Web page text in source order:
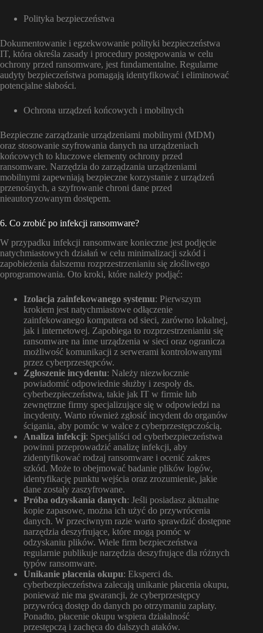
Polityka bezpieczeństwa
Dokumentowanie i egzekwowanie polityki bezpieczeństwa
IT, która określa zasady i procedury postępowania w celu
ochrony przed ransomware, jest fundamentalne. Regularne
audyty bezpieczeństwa pomagają identyfikować i eliminować
potencjalne słabości.
Ochrona urządzeń końcowych i mobilnych
Bezpieczne zarządzanie urządzeniami mobilnymi (MDM)
oraz stosowanie szyfrowania danych na urządzeniach
końcowych to kluczowe elementy ochrony przed
ransomware. Narzędzia do zarządzania urządzeniami
mobilnymi zapewniają bezpieczne korzystanie z urządzeń
przenośnych, a szyfrowanie chroni dane przed
nieautoryzowanym dostępem.
6. Co zrobić po infekcji ransomware?
W przypadku infekcji ransomware konieczne jest podjęcie
natychmiastowych działań w celu minimalizacji szkód i
zapobieżenia dalszemu rozprzestrzenianiu się złośliwego
oprogramowania. Oto kroki, które należy podjąć:
Izolacja zainfekowanego systemu: Pierwszym
krokiem jest natychmiastowe odłączenie
zainfekowanego komputera od sieci, zarówno lokalnej,
jak i internetowej. Zapobiega to rozprzestrzenianiu się
ransomware na inne urządzenia w sieci oraz ogranicza
możliwość komunikacji z serwerami kontrolowanymi
przez cyberprzestępców.
Zgłoszenie incydentu: Należy niezwłocznie
powiadomić odpowiednie służby i zespoły ds.
cyberbezpieczeństwa, takie jak IT w firmie lub
zewnętrzne firmy specjalizujące się w odpowiedzi na
incydenty. Warto również zgłosić incydent do organów
ścigania, aby pomóc w walce z cyberprzestępczością.
Analiza infekcji: Specjaliści od cyberbezpieczeństwa
powinni przeprowadzić analizę infekcji, aby
zidentyfikować rodzaj ransomware i ocenić zakres
szkód. Może to obejmować badanie plików logów,
identyfikację punktu wejścia oraz zrozumienie, jakie
dane zostały zaszyfrowane.
Próba odzyskania danych: Jeśli posiadasz aktualne
kopie zapasowe, można ich użyć do przywrócenia
danych. W przeciwnym razie warto sprawdzić dostępne
narzędzia deszyfrujące, które mogą pomóc w
odzyskaniu plików. Wiele firm bezpieczeństwa
regularnie publikuje narzędzia deszyfrujące dla różnych
typów ransomware.
Unikanie płacenia okupu: Eksperci ds.
cyberbezpieczeństwa zalecają unikanie płacenia okupu,
ponieważ nie ma gwarancji, że cyberprzestępcy
przywrócą dostęp do danych po otrzymaniu zapłaty.
Ponadto, płacenie okupu wspiera działalność
przestępczą i zachęca do dalszych ataków.